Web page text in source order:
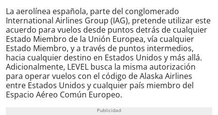
La aerolínea española, parte del conglomerado
International Airlines Group (IAG), pretende utilizar este
acuerdo para vuelos desde puntos detrás de cualquier
Estado Miembro de la Unión Europea, vía cualquier
Estado Miembro, y a través de puntos intermedios,
hacia cualquier destino en Estados Unidos y más allá.
Adicionalmente, LEVEL busca la misma autorización
para operar vuelos con el código de Alaska Airlines
entre Estados Unidos y cualquier país miembro del
Espacio Aéreo Común Europeo.